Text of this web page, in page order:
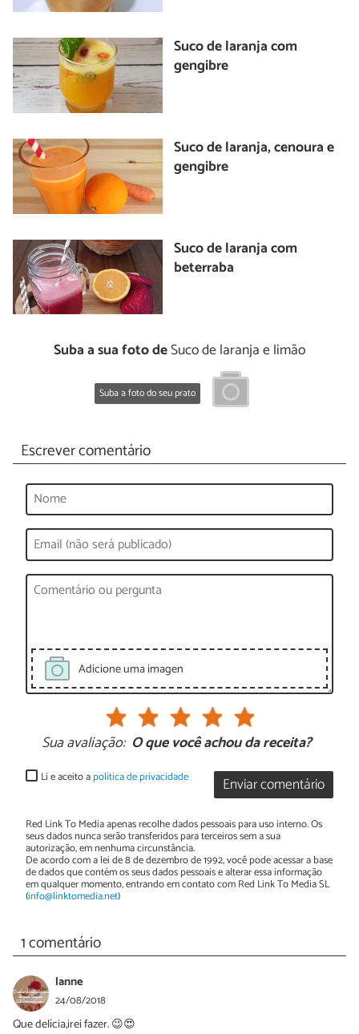
Suco de laranja com
gengibre
Suco de laranja, cenoura e
gengibre
Suco de laranja com
beterraba
Suba a sua foto deSuco de laranja e limão
Suba a foto do seu prato
Escrever comentário
Adicione uma imagen
Sua avaliação: O que você achou da receita?
Enviar comentário
Li e aceito apolítica de privacidade
Red Link To Media apenas recolhe dados pessoais para uso interno. Os
seus dados nunca serão transferidos para terceiros sem a sua
autorização, em nenhuma circunstância.
De acordo com a lei de 8 de dezembro de 1992, você pode acessar a base
de dados que contém os seus dados pessoais e alterar essa informação
em qualquer momento, entrando em contato com Red Link To Media SL
(info@linktomedia.net)
1 comentário
lanne
24/08/2018
Que delícia,irei fazer. 😉😍